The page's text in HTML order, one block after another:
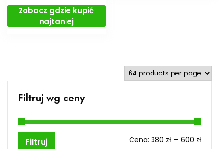
Zobacz gdzie kupić
najtaniej
Filtruj wg ceny
Cena
Cena
Filtruj Cena: 380 zł — 600 zł